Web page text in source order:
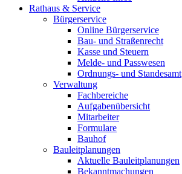
Rathaus & Service
Bürgerservice
Online Bürgerservice
Bau- und Straßenrecht
Kasse und Steuern
Melde- und Passwesen
Ordnungs- und Standesamt
Verwaltung
Fachbereiche
Aufgabenübersicht
Mitarbeiter
Formulare
Bauhof
Bauleitplanungen
Aktuelle Bauleitplanungen
Bekanntmachungen